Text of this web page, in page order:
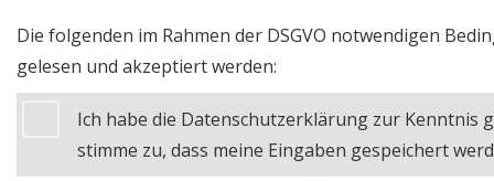
Die folgenden im Rahmen der DSGVO notwendigen
gelesen und akzeptiert werden:
Ich habe die Datenschutzerklärung zur Kenntnis
stimme zu, dass meine Eingaben gespeichert